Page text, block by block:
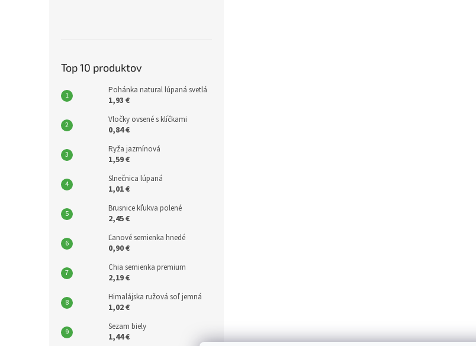
Top 10 produktov
Pohánka natural lúpaná svetlá
1,93 €
Vločky ovsené s klíčkami
0,84 €
Ryža jazmínová
1,59 €
Slnečnica lúpaná
1,01 €
Brusnice kľukva polené
2,45 €
Ľanové semienka hnedé
0,90 €
Chia semienka premium
2,19 €
Himalájska ružová soľ jemná
1,02 €
Sezam biely
1,44 €